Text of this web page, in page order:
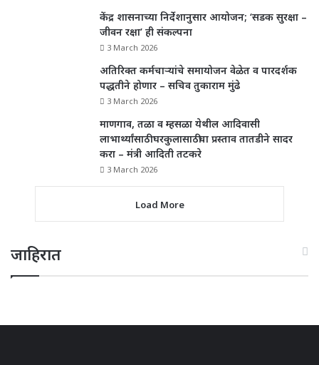
केंद्र शासनाच्या निर्देशानुसार आयोजन; ‘सडक सुरक्षा –
जीवन रक्षा’ ही संकल्पना
3 March 2026
अतिरिक्त कर्मचाऱ्यांचे समायोजन वेळेत व पारदर्शक
पद्धतीने होणार – सचिव तुकाराम मुंढे
3 March 2026
माणगाव, तळा व म्हसळा येथील आदिवासी
लाभार्थ्यांसाठी घरकुलासाठीचा प्रस्ताव तातडीने सादर
करा – मंत्री आदिती तटकरे
3 March 2026
Load More
जाहिरात